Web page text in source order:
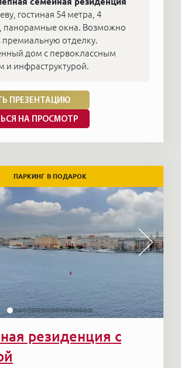
гостиная 54 метра, 4
панорамные окна. Возможно
премиальную отделку.
дом с первоклассным
и инфраструктурой.
ПРЕЗЕНТАЦИЮ
НА ПРОСМОТР
ПАРКИНГ В ПОДАРОК
резиденция с